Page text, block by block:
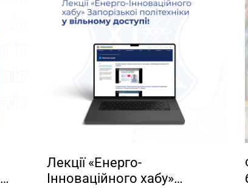
Лекції «Енерго-
Інноваційного хабу»